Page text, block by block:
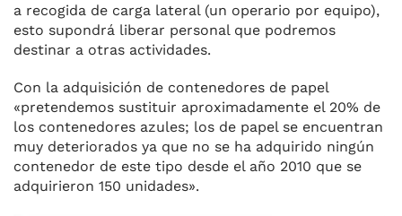
a recogida de carga lateral (un ope­rario por equipo),
esto supondrá liberar personal que podremos
destinar a otras actividades.
Con la adquisición de contene­dores de papel
«pretendemos sus­tituir aproximadamente el 20% de
los contenedores azules; los de pa­pel se encuentran
muy deteriora­dos ya que no se ha adquirido nin­gún
contenedor de este tipo des­de el año 2010 que se
adquirie­ron 150 unidades».